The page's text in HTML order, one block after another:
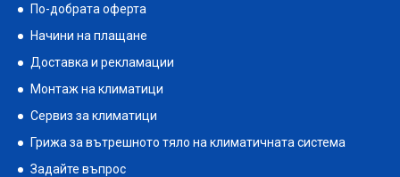
По-добрата оферта
Начини на плащане
Доставка и рекламации
Монтаж на климатици
Сервиз за климатици
Грижа за вътрешното тяло на климатичната система
Задайте въпрос